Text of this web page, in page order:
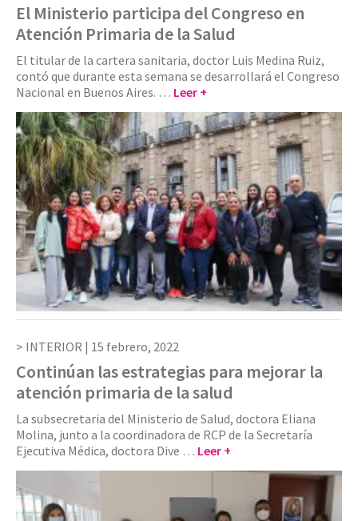
El Ministerio participa del Congreso en
Atención Primaria de la Salud
El titular de la cartera sanitaria, doctor Luis Medina Ruiz,
contó que durante esta semana se desarrollará el Congreso
Nacional en Buenos Aires. … Leer +
INTERIOR | 15 febrero, 2022
Continúan las estrategias para mejorar la
atención primaria de la salud
La subsecretaria del Ministerio de Salud, doctora Eliana
Molina, junto a la coordinadora de RCP de la Secretaría
Ejecutiva Médica, doctora Dive … Leer +